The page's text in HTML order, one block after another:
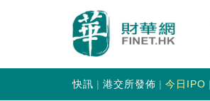
快訊 港交所發佈 今日IPO